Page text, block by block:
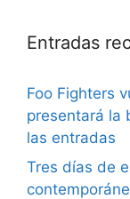
Entradas
Foo Fighters
presentará la
las entradas
Tres días de